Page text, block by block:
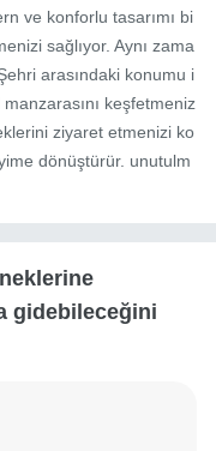
ve konforlu tasarımı bi
sağlıyor. Aynı zama
arasındaki konumu i
keşfetmeniz
ziyaret etmenizi ko
dönüştürür. unutulm
gidebileceğini